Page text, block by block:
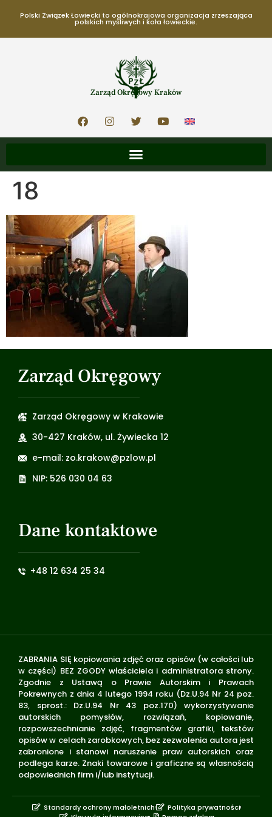
Polski Związek Łowiecki to ogólnokrajowa organizacja zrzeszająca
polskich myśliwych i koła łowieckie.
Zarząd Okręgowy Kraków
18
Zarząd Okręgowy
Zarząd Okręgowy w Krakowie
30-427 Kraków, ul. Żywiecka 12
e-mail: zo.krakow@pzlow.pl
NIP: 526 030 04 63
Dane kontaktowe
+48 12 634 25 34
ZABRANIA SIĘ kopiowania zdjęć oraz opisów (w całości lub
w części) BEZ ZGODY właściciela i administratora strony.
Zgodnie z Ustawą o Prawie Autorskim i Prawach
Pokrewnych z dnia 4 lutego 1994 roku (Dz.U.94 Nr 24 poz.
83, sprost.: Dz.U.94 Nr 43 poz.170) wykorzystywanie
autorskich pomysłów, rozwiązań, kopiowanie,
rozpowszechnianie zdjęć, fragmentów grafiki, tekstów
opisów w celach zarobkowych, bez zezwolenia autora jest
zabronione i stanowi naruszenie praw autorskich oraz
podlega karze. Znaki towarowe i graficzne są własnością
odpowiednich firm i/lub instytucji.
Standardy ochrony małoletnich
Polityka prywatności